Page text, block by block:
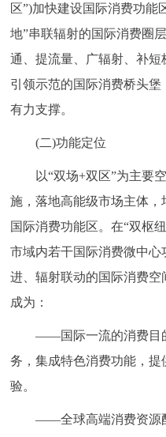
区”)加快建设国际消费功
地”串联辐射的国际消费圈
通、提流量、广辐射、补短
引领示范的国际消费桥头
有力支撑。
(二)功能定位
以“双场+双区”为主要空
施，落地高能级市场主体
国际消费功能区。在“双枢
市域内若干国际消费微中心
进、辐射联动的国际消费
成为：
——国际一流的消费目的
务，集成特色消费功能，
验。
——全球高端消费资源配